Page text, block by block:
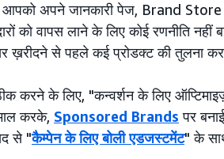
अपने जानकारी पेज, Brand Store
को वापस लाने के लिए कोई रणनीति नहीं
ख़रीदने से पहले कई प्रोडक्ट की तुलना
करने के लिए, "कन्वर्शन के लिए
करके, Sponsored Brands पर
से "कैम्पेन के लिए बोली एडजस्टमेंट" के